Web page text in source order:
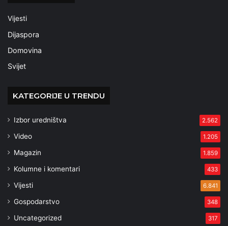
Vijesti
Dijaspora
Domovina
Svijet
KATEGORIJE U TRENDU
Izbor uredništva 2.562
Video 1.205
Magazin 1.859
Kolumne i komentari 433
Vijesti 6.841
Gospodarstvo 348
Uncategorized 317